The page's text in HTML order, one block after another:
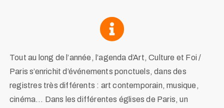
Tout au long de l’année, l’agenda d’Art, Culture et Foi /
Paris s’enrichit d’événements ponctuels, dans des
registres très différents : art contemporain, musique,
cinéma… Dans les différentes églises de Paris, un